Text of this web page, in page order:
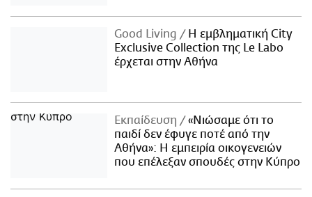
Good Living
Η εμβληματική City
Exclusive Collection της Le Labo
έρχεται στην Αθήνα
Εκπαίδευση
«Νιώσαμε ότι το
παιδί δεν έφυγε ποτέ από την
Αθήνα»: Η εμπειρία οικογενειών
που επέλεξαν σπουδές στην Κύπρο